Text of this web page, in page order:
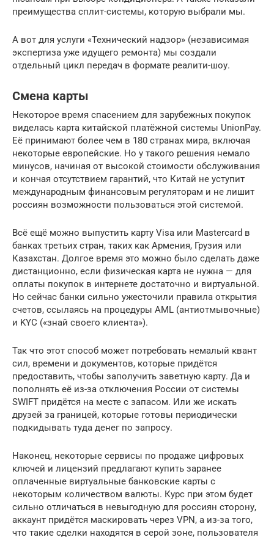
преимущества сплит-системы, которую выбрали мы.
А вот для услуги «Технический надзор» (независимая
экспертиза уже идущего ремонта) мы создали
отдельный цикл передач в формате реалити-шоу.
Смена карты
Некоторое время спасением для зарубежных покупок
виделась карта китайской платёжной системы UnionPay.
Её принимают более чем в 180 странах мира, включая
некоторые европейские. Но у такого решения немало
минусов, начиная от высокой стоимости обслуживания
и кончая отсутствием гарантий, что Китай не уступит
международным финансовым регуляторам и не лишит
россиян возможности пользоваться этой системой.
Всё ещё можно выпустить карту Visa или Mastercard в
банках третьих стран, таких как Армения, Грузия или
Казахстан. Долгое время это можно было сделать даже
дистанционно, если физическая карта не нужна — для
оплаты покупок в интернете достаточно и виртуальной.
Но сейчас банки сильно ужесточили правила открытия
счетов, ссылаясь на процедуры AML (антиотмывочные)
и KYC («знай своего клиента»).
Так что этот способ может потребовать немалый квант
сил, времени и документов, которые придётся
предоставить, чтобы заполучить заветную карту. Да и
пополнять её из-за отключения России от системы
SWIFT придётся на месте с запасом. Или же искать
друзей за границей, которые готовы периодически
подкидывать туда денег по запросу.
Наконец, некоторые сервисы по продаже цифровых
ключей и лицензий предлагают купить заранее
оплаченные виртуальные банковские карты с
некоторым количеством валюты. Курс при этом будет
сильно отличаться в невыгодную для россиян сторону,
аккаунт придётся маскировать через VPN, а из-за того,
что такие сделки находятся в серой зоне, пользователя